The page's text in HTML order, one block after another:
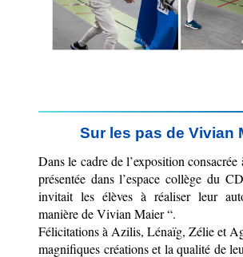
Sur les pas de Vivian
Dans le cadre de l’exposition
présentée dans l’espace collège du
invitait les élèves à réaliser leur
manière de Vivian Maier “.
Félicitations à Azilis, Lénaïg, Zélie et
magnifiques créations et la qualité de